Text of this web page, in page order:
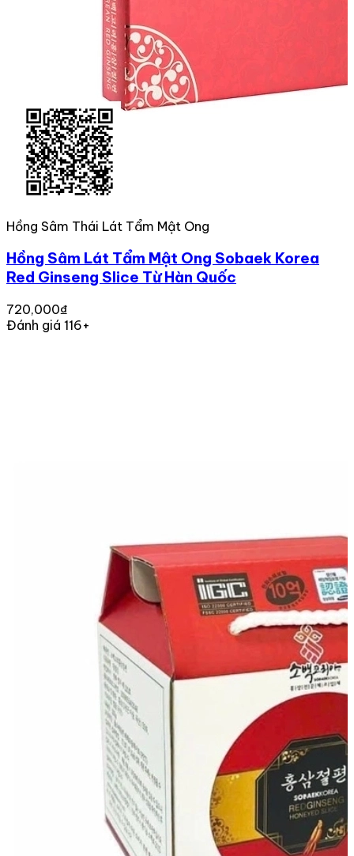
Hồng Sâm Thái Lát Tẩm Mật Ong
Hồng Sâm Lát Tẩm Mật Ong Sobaek Korea
Red Ginseng Slice Từ Hàn Quốc
720,000₫
Đánh giá 116+